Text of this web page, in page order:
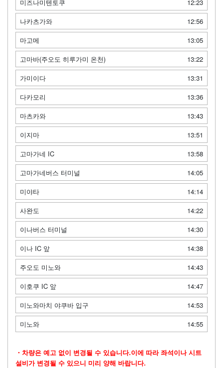
미즈나미텐토쿠
12:23
나카츠가와
12:56
마고메
13:05
고마바(주오도 히루가미 온천)
13:22
가미이다
13:31
다카모리
13:36
마츠카와
13:43
이지마
13:51
고마가네 IC
13:58
고마가네버스 터미널
14:05
미야타
14:14
사완도
14:22
이나버스 터미널
14:30
이나 IC 앞
14:38
주오도 미노와
14:43
이호쿠 IC 앞
14:47
미노와마치 야쿠바 입구
14:53
미노와
14:55
・차량은 예고 없이 변경될 수 있습니다.이에 따라 좌석이나 시트
설비가 변경될 수 있으니 미리 양해 바랍니다.